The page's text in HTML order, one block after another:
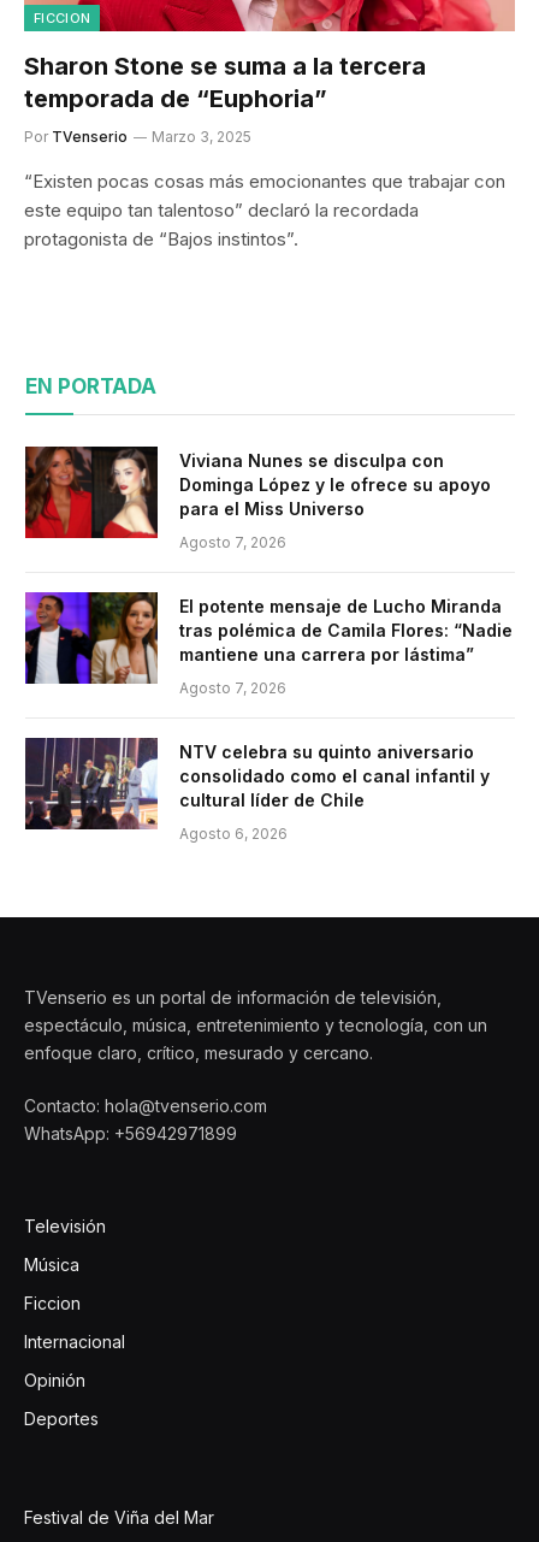
FICCION
Sharon Stone se suma a la tercera
temporada de “Euphoria”
Por TVenserio Marzo 3, 2025
“Existen pocas cosas más emocionantes que trabajar con
este equipo tan talentoso” declaró la recordada
protagonista de “Bajos instintos”.
EN PORTADA
Viviana Nunes se disculpa con
Dominga López y le ofrece su apoyo
para el Miss Universo
Agosto 7, 2026
El potente mensaje de Lucho Miranda
tras polémica de Camila Flores: “Nadie
mantiene una carrera por lástima”
Agosto 7, 2026
NTV celebra su quinto aniversario
consolidado como el canal infantil y
cultural líder de Chile
Agosto 6, 2026
TVenserio es un portal de información de televisión,
espectáculo, música, entretenimiento y tecnología, con un
enfoque claro, crítico, mesurado y cercano.
Contacto: hola@tvenserio.com
WhatsApp: +56942971899
Televisión
Música
Ficcion
Internacional
Opinión
Deportes
Festival de Viña del Mar